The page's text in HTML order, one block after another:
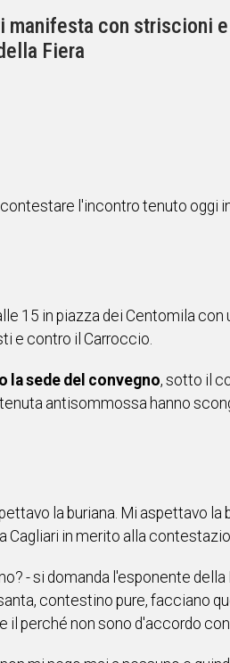
manifesta con striscioni
Fiera
l'incontro tenuto oggi
15 in piazza dei Centomila con
e contro il Carroccio.
la sede del convegno, sotto il
antisommossa hanno
la buriana. Mi aspettavo
in merito alla
- si domanda l'esponente
contestino pure, facciano
il perché non sono d'accordo